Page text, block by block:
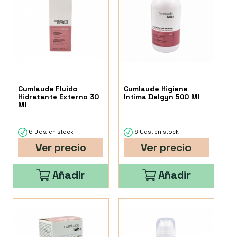
Cumlaude Fluido
Hidratante Externo 30
Ml
6 Uds. en stock
Ver precio
Añadir
Cumlaude Higiene
Intima Delgyn 500 Ml
6 Uds. en stock
Ver precio
Añadir